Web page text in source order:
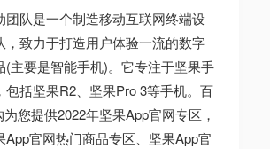
团队是一个制造移动互联网终端设
，致力于打造用户体验一流的数字
(主要是智能手机)。它专注于坚果手
包括坚果R2、坚果Pro 3等手机。百
您提供2022年坚果App官网专区，
App官网热门商品专区、坚果App官